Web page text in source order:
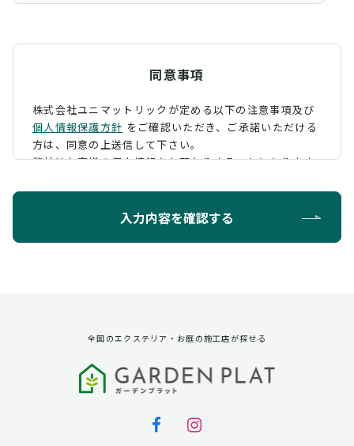
同意事項
株式会社ユニマットリックが定める以下の注意事項及び
個人情報保護方針 をご確認いただき、 ご承諾いただける
方は、同意の上送信して下さい。
弊社はお客様の個人情報をお預かりすることになります
ように定め、保護に努めております。
第三者への提供
弊社は法律で定められている場合を除いて、お客様の個
入力内容を確認する
全国のエクステリア・お庭の施工店が探せる